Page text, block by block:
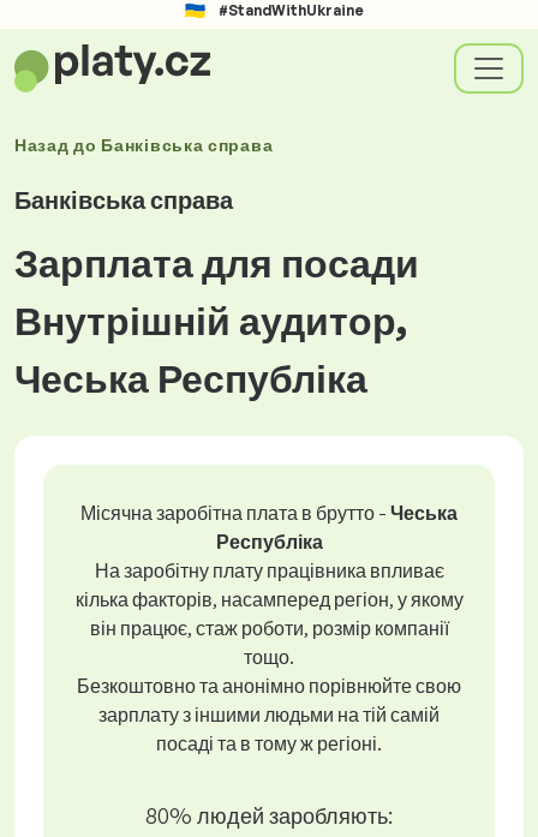
#StandWithUkraine
Назад до Банківська справа
Банківська справа
Зарплата для посади
Внутрішній аудитор,
Чеська Республіка
Місячна заробітна плата в брутто - Чеська
Республіка
На заробітну плату працівника впливає
кілька факторів, насамперед регіон, у якому
він працює, стаж роботи, розмір компанії
тощо.
Безкоштовно та анонімно порівнюйте свою
зарплату з іншими людьми на тій самій
посаді та в тому ж регіоні.
80% людей заробляють: